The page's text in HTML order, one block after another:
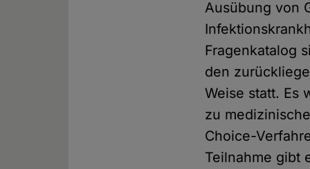
Ausübung von
Fragenkatalog
den
Weise statt. Es
zu
Choice-
Teilnahme gibt